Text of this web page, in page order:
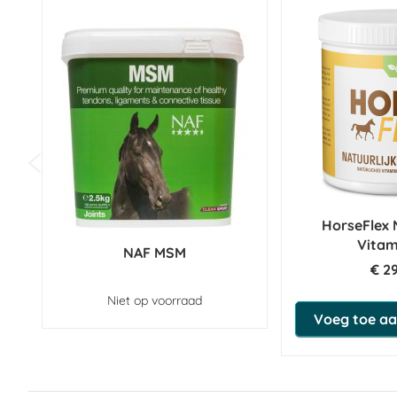
Mariadistel tinctuur
Pioenroos tinctuur
Roos (rozenbottel) tinctuur
Analytische bestanddelen
NAF MSM
Niet op voorraad
HorseFlex
€
Voeg toe